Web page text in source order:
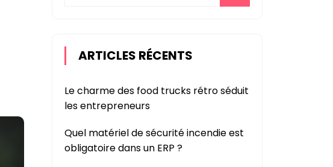
ARTICLES RÉCENTS
Le charme des food trucks rétro séduit
les entrepreneurs
Quel matériel de sécurité incendie est
obligatoire dans un ERP ?